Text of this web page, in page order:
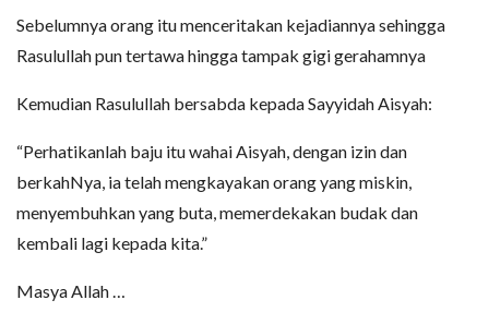
Sebelumnya orang itu menceritakan kejadiannya sehingga
Rasulullah pun tertawa hingga tampak gigi gerahamnya
Kemudian Rasulullah bersabda kepada Sayyidah Aisyah:
“Perhatikanlah baju itu wahai Aisyah, dengan izin dan
berkahNya, ia telah mengkayakan orang yang miskin,
menyembuhkan yang buta, memerdekakan budak dan
kembali lagi kepada kita.”
Masya Allah …